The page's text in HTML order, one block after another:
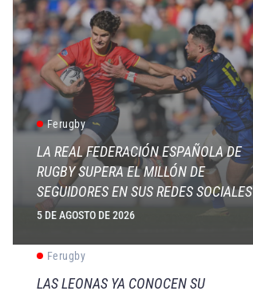
Ferugby
LA REAL FEDERACIÓN ESPAÑOLA DE
RUGBY SUPERA EL MILLÓN DE
SEGUIDORES EN SUS REDES SOCIALES
5 DE AGOSTO DE 2026
Ferugby
LAS LEONAS YA CONOCEN SU